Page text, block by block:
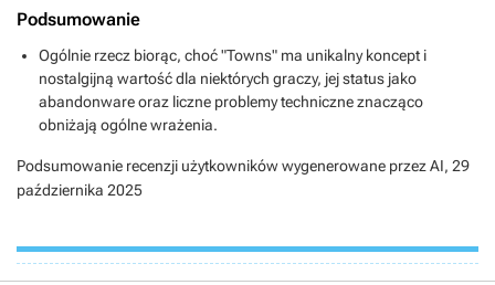
Podsumowanie
Ogólnie rzecz biorąc, choć "Towns" ma unikalny koncept i
nostalgijną wartość dla niektórych graczy, jej status jako
abandonware oraz liczne problemy techniczne znacząco
obniżają ogólne wrażenia.
Podsumowanie recenzji użytkowników wygenerowane przez AI, 29
października 2025